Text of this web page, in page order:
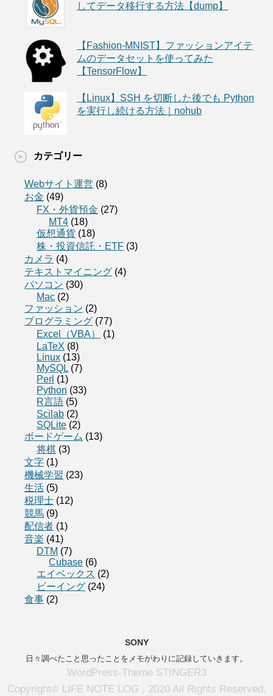
してデータ移行する方法【dump】
【Fashion-MNIST】ファッションアイテ
ムのデータセットを使ってみた
【TensorFlow】
【Linux】SSH を切断した後でも Python
を実行し続ける方法｜nohub
カテゴリー
Webサイト運営 (8)
お金 (49)
FX・外貨預金 (27)
MT4 (18)
仮想通貨 (18)
株・投資信託・ETF (3)
カメラ (4)
テキストマイニング (4)
パソコン (30)
Mac (2)
ファッション (2)
プログラミング (77)
Excel（VBA）
(1)
LaTeX (8)
Linux (13)
MySQL (7)
Perl (1)
Python (33)
R言語 (5)
Scilab (2)
SQLite (2)
ボードゲーム (13)
将棋 (3)
文字 (1)
機械学習 (23)
生活 (5)
税理士 (12)
競馬 (9)
配信者 (1)
音楽 (41)
DTM (7)
Cubase (6)
エイベックス (2)
ビーイング (24)
食事 (2)
SONY
日々調べたこと思ったことをメモがわりに記録していきます。
WordPress-Theme STINGER3
Copyright© LIFE NOTE LOG , 2020 All Rights Reserved.